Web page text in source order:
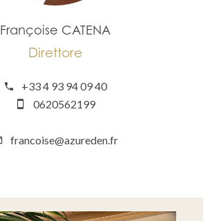
Françoise CATENA
Direttore
+33 4 93 94 09 40
0620562199
francoise@azureden.fr